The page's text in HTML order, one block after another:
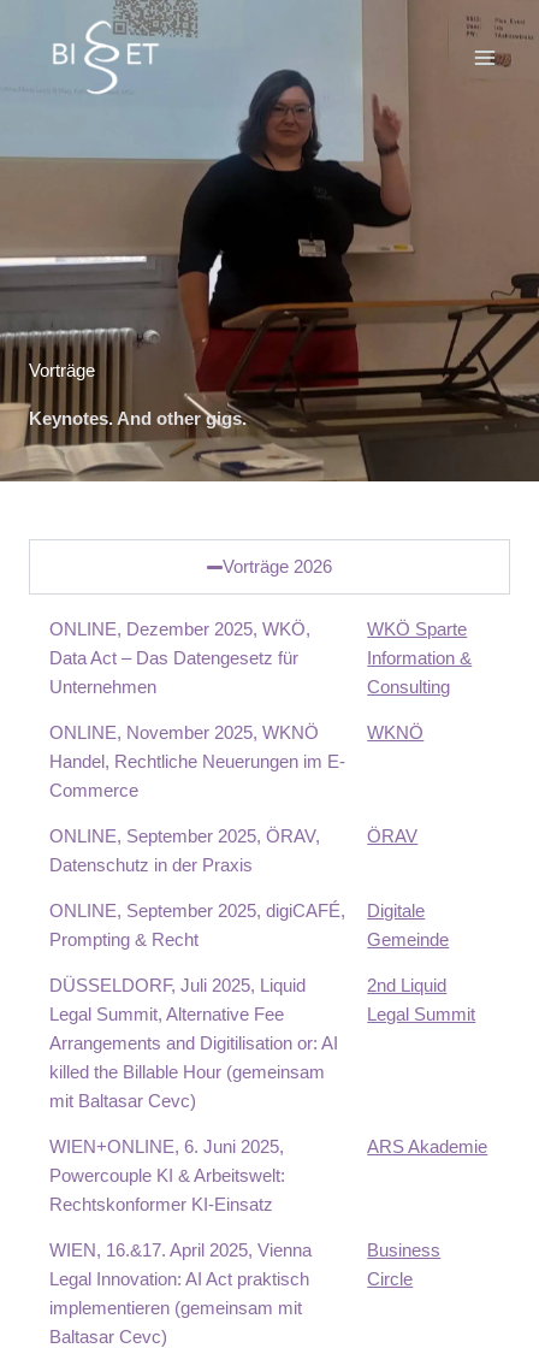
springen
Vorträge​
Keynotes. And other gigs.
Vorträge 2026
ONLINE, Dezember 2025, WKÖ,
Data Act – Das Datengesetz für
Unternehmen
WKÖ Sparte
Information &
Consulting
ONLINE, November 2025, WKNÖ
Handel, Rechtliche Neuerungen im E-
Commerce
WKNÖ
ONLINE, September 2025, ÖRAV,
Datenschutz in der Praxis
ÖRAV
ONLINE, September 2025, digiCAFÉ,
Prompting & Recht
Digitale
Gemeinde
DÜSSELDORF, Juli 2025, Liquid
Legal Summit, Alternative Fee
Arrangements and Digitilisation or: AI
killed the Billable Hour (gemeinsam
mit Baltasar Cevc)
2nd Liquid
Legal Summit
WIEN+ONLINE, 6. Juni 2025,
Powercouple KI & Arbeitswelt:
Rechtskonformer KI-Einsatz
ARS Akademie
WIEN, 16.&17. April 2025, Vienna
Legal Innovation: AI Act praktisch
implementieren (gemeinsam mit
Baltasar Cevc)
Business
Circle